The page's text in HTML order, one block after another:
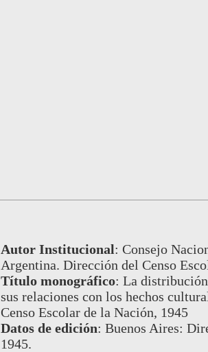
Autor Institucional: Consejo
Argentina. Dirección del Censo
Título monográfico: La
sus relaciones con los hechos
Censo Escolar de la Nación, 1945
Datos de edición: Buenos Aires:
1945.